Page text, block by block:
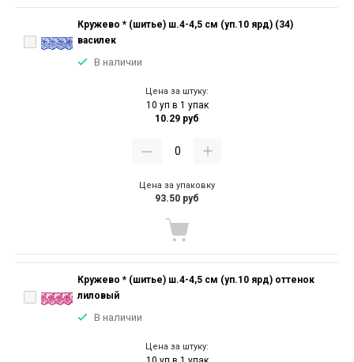
Кружево * (шитье) ш.4-4,5 см (уп.10 ярд) (34)
василек
В наличии
Цена за штуку:
10 уп в 1 упак
10.29 руб
Цена за упаковку
93.50 руб
Кружево * (шитье) ш.4-4,5 см (уп.10 ярд) оттенок
лиловый
В наличии
Цена за штуку: